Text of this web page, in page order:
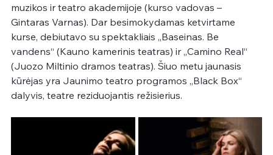
muzikos ir teatro akademijoje (kurso vadovas –
Gintaras Varnas). Dar besimokydamas ketvirtame
kurse, debiutavo su spektakliais „Baseinas. Be
vandens“ (Kauno kamerinis teatras) ir „Camino Real“
(Juozo Miltinio dramos teatras). Šiuo metu jaunasis
kūrėjas yra Jaunimo teatro programos „Black Box“
dalyvis, teatre reziduojantis režisierius.